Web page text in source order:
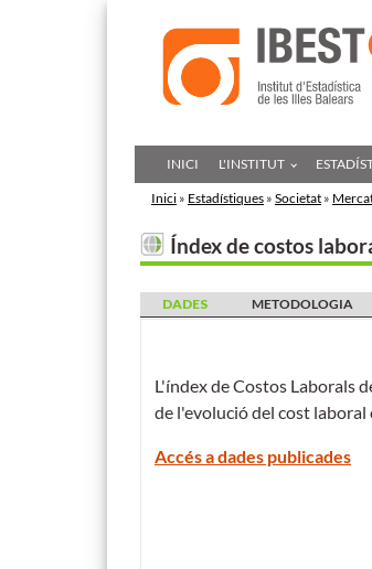
INICI L'INSTITUT
Inici » Estadístiques » Societat »
Índex de costos
DADES METODOLOGIA
L'índex de Costos Laborals
de l'evolució del cost
Accés a dades publicades